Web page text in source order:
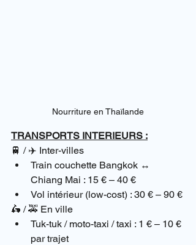
Nourriture en Thaïlande
TRANSPORTS INTERIEURS :
🚆 / ✈️ Inter-villes
Train couchette Bangkok ↔
Chiang Mai : 15 € – 40 €
Vol intérieur (low-cost) : 30 € – 90 €
🛵 / 🚕 En ville
Tuk-tuk / moto-taxi / taxi : 1 € – 10 €
par trajet